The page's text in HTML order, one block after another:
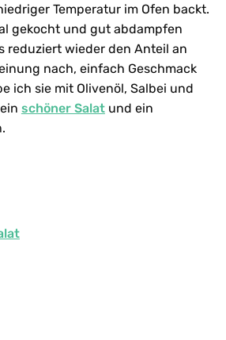
Temperatur im Ofen backt.
gekocht und gut abdampfen
reduziert wieder den Anteil an
nach, einfach Geschmack
ich sie mit Olivenöl, Salbei und
schöner Salatund ein